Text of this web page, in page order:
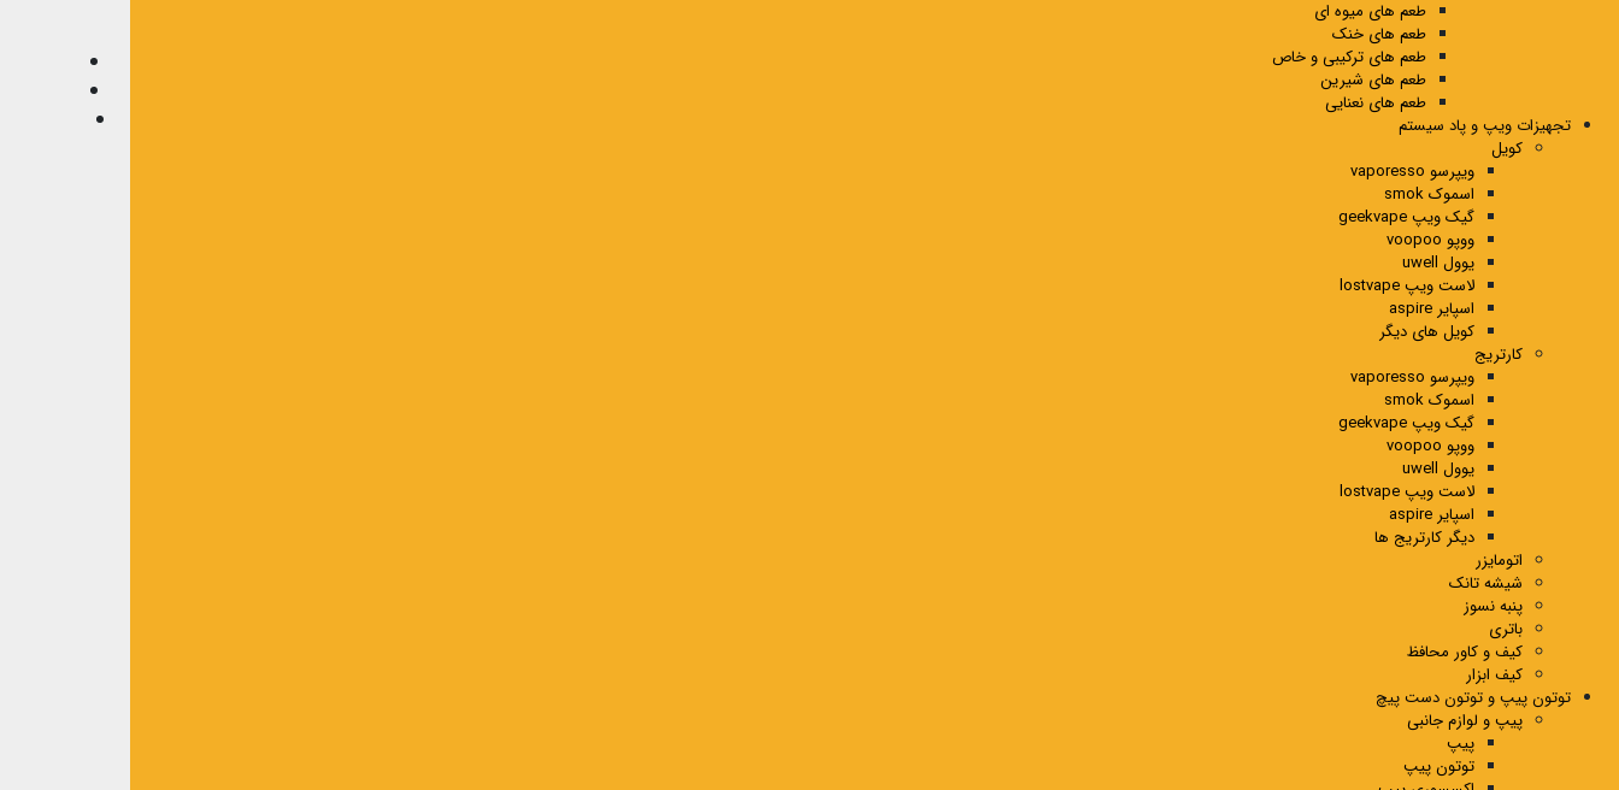
طعم های میوه ای
طعم های خنک
طعم های ترکیبی و خاص
طعم های شیرین
طعم های نعنایی
تجهیزات ویپ و پاد سیستم
کویل
ویپرسو vaporesso
اسموک smok
گیک ویپ geekvape
ووپو voopoo
یوول uwell
لاست ویپ lostvape
اسپایر aspire
کویل های دیگر
کارتریج
ویپرسو vaporesso
اسموک smok
گیک ویپ geekvape
ووپو voopoo
یوول uwell
لاست ویپ lostvape
اسپایر aspire
دیگر کارتریج ها
اتومایزر
شیشه تانک
پنبه نسوز
باتری
کیف و کاور محافظ
کیف ابزار
توتون پیپ و توتون دست پیچ
پیپ و لوازم جانبی
پیپ
توتون پیپ